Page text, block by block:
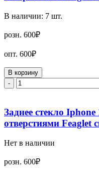
В наличии: 7 шт.
розн. 600₽
опт. 600₽
В корзину
-
Заднее стекло
отверстиями Feaglet
Нет в наличии
розн. 600₽